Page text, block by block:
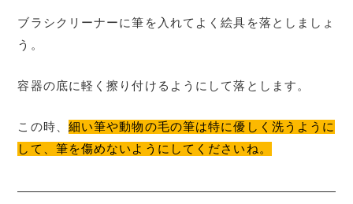
ブラシクリーナーに筆を入れてよく絵具を落としましょ
う。
容器の底に軽く擦り付けるようにして落とします。
この時、 細い筆や動物の毛の筆は特に優しく洗うように
して、筆を傷めないようにしてくださいね。